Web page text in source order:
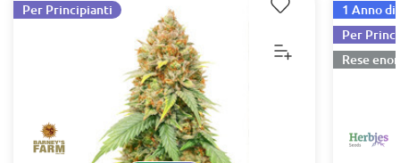
Per Principianti
1 Anno di
Per
Rese